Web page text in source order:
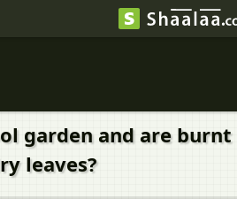
garden and are
leaves?